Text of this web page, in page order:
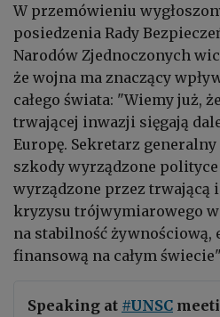
W przemówieniu
posiedzenia Rady
Narodów Zjednoczonych
że wojna ma znaczący
całego świata: "Wiemy już,
trwającej inwazji sięgają
Europę. Sekretarz
szkody wyrządzone
wyrządzone przez trwającą
kryzysu trójwymiarowego
na stabilność żywnościową,
finansową na całym
Speaking at #UNSC